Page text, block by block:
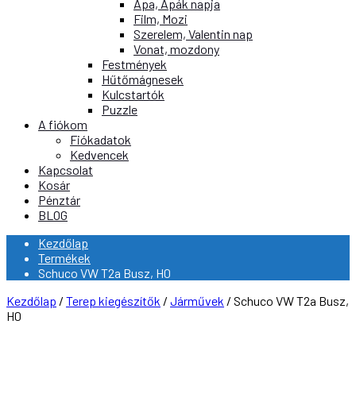
Apa, Apák napja
Film, Mozi
Szerelem, Valentin nap
Vonat, mozdony
Festmények
Hűtőmágnesek
Kulcstartók
Puzzle
A fiókom
Fiókadatok
Kedvencek
Kapcsolat
Kosár
Pénztár
BLOG
Kezdőlap
Termékek
Schuco VW T2a Busz, H0
Kezdőlap / Terep kiegészítők / Járművek / Schuco VW T2a Busz,
H0